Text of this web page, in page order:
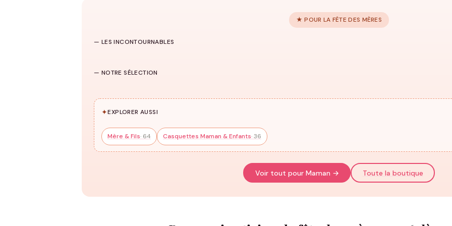
★ POUR LA FÊTE DES MÈRES
— LES INCONTOURNABLES
166 modèles →
Tenue Mère-Fille
— NOTRE SÉLECTION
T-shirts Mère-Fille & Mère-Fils
✦EXPLORER AUSSI
Mère & Fils· 64 Casquettes Maman & Enfants· 36
Voir tout pour Maman → Toute la boutique